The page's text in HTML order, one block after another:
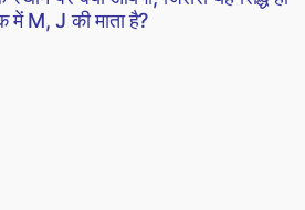
में M, J की माता है?